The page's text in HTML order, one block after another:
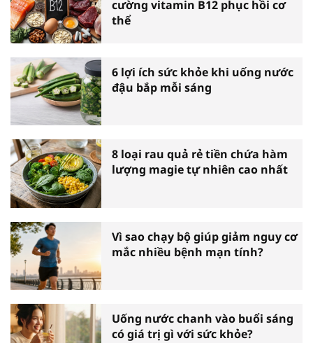
cường vitamin B12 phục hồi cơ
thể
6 lợi ích sức khỏe khi uống nước
đậu bắp mỗi sáng
8 loại rau quả rẻ tiền chứa hàm
lượng magie tự nhiên cao nhất
Vì sao chạy bộ giúp giảm nguy cơ
mắc nhiều bệnh mạn tính?
Uống nước chanh vào buổi sáng
có giá trị gì với sức khỏe?